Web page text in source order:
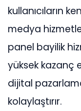
kullanıcıların
medya
panel bayilik
yüksek kazanç
dijital
kolaylaştırır.